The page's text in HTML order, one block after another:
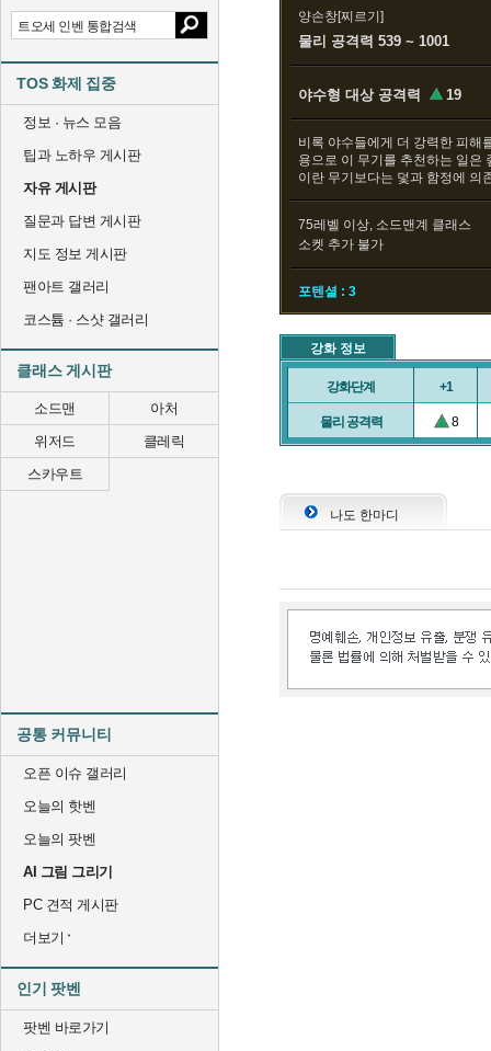
TOS 화제 집중
정보 · 뉴스 모음
팁과 노하우 게시판
자유 게시판
질문과 답변 게시판
지도 정보 게시판
팬아트 갤러리
코스튬 · 스샷 갤러리
클래스 게시판
소드맨
아처
위저드
클레릭
스카우트
공통 커뮤니티
오픈 이슈 갤러리
오늘의 핫벤
오늘의 팟벤
AI 그림 그리기
PC 견적 게시판
더보기
인기 팟벤
팟벤 바로가기
양손창[찌르기]
물리 공격력 539 ~ 1001
야수형 대상 공격력 19
비록 야수들에게 더 강력한 피해
용으로 이 무기를 추천하는 일은
이란 무기보다는 덫과 함정에 의
75레벨 이상, 소드맨계 클래스
소켓 추가 불가
포텐셜 : 3
강화 정보
강화단계 +1
물리 공격력 8
나도 한마디